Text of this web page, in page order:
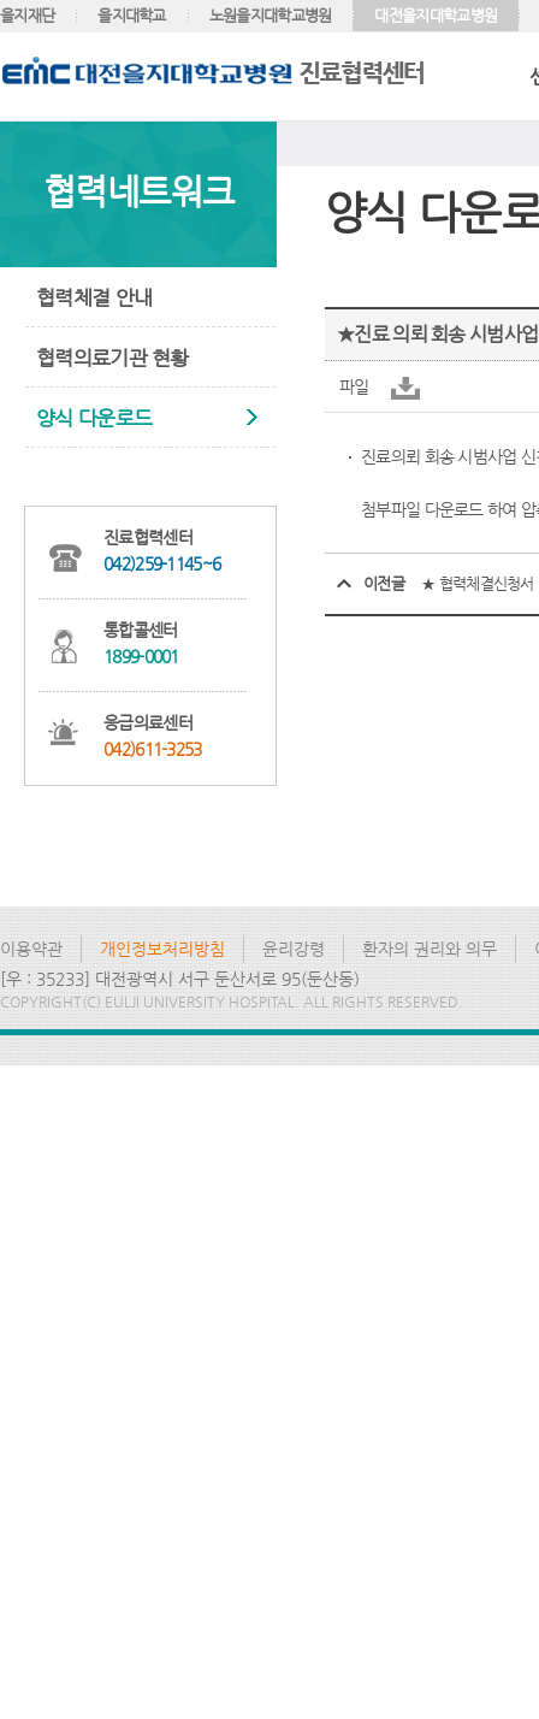
을지재단 을지대학교 노원을지대학교병원 대전을지대학교병원
협력네트워크
협력체결 안내
협력의료기관 현황
양식 다운로드
진료협력센터
042)259-1145~6
통합콜센터
1899-0001
응급의료센터
042)611-3253
양식 다운
★진료 의뢰 회송 시범사
파일
진료의뢰 회송 시범사업
첨부파일 다운로드 하여
이전글 ★ 협력체결신청서
이용약관 개인정보처리방침 윤리강령 환자의 권리와 의무
[우 : 35233] 대전광역시 서구 둔산서로 95(둔산동)
COPYRIGHT(C) EULJI UNIVERSITY HOSPITAL. ALL RIGHTS RESERVED.